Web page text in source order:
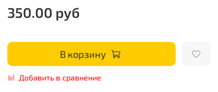
350.00 руб
В корзину
Добавить в сравнение